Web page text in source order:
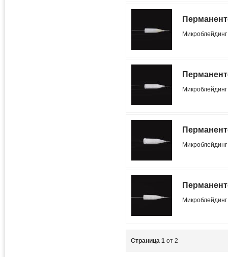
Микроблейдинг
Микроблейдинг
Микроблейдинг
Микроблейдинг
Страница 1 от 2